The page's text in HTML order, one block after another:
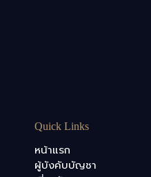
Quick Links
หน้าแรก
ผู้บังคับบัญชา